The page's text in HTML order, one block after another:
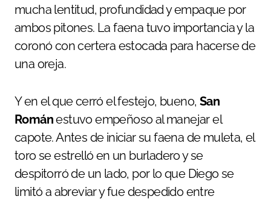
mucha lentitud, profundidad y empaque por
ambos pitones. La faena tuvo importancia y la
coronó con certera estocada para hacerse de
una oreja.
Y en el que cerró el festejo, bueno, San
Románestuvo empeñoso al manejar el
capote. Antes de iniciar su faena de muleta, el
toro se estrelló en un burladero y se
despitorró de un lado, por lo que Diego se
limitó a abreviar y fue despedido entre